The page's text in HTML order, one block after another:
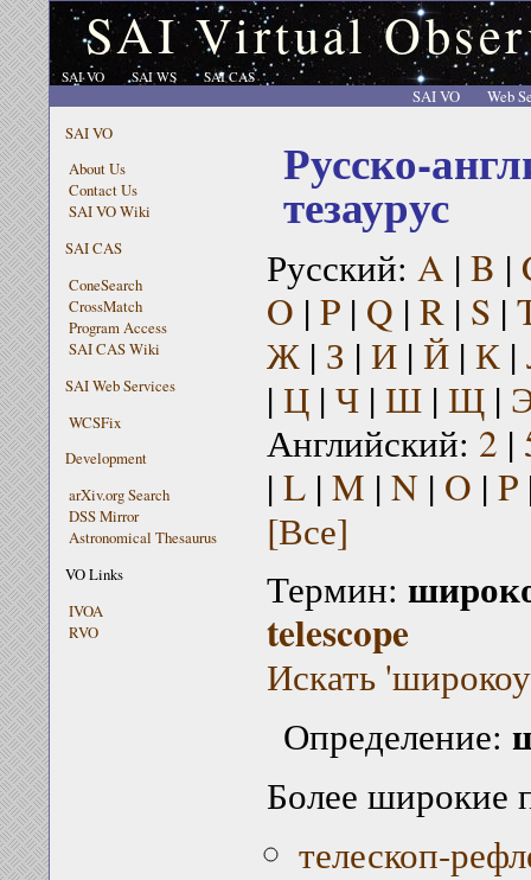
SAI Virtual
SAI VO SAI WS SAI CAS
SAI VO
Web
SAI VO
About Us
Contact Us
SAI VO Wiki
SAI CAS
ConeSearch
CrossMatch
Program Access
SAI CAS Wiki
SAI Web Services
WCSFix
Development
arXiv.org Search
DSS Mirror
Astronomical Thesaurus
VO Links
IVOA
RVO
Русско-
тезаурус
Русский: A | B |
O | P| Q | R| S |
Ж| З | И| Й| К|
| Ц| Ч| Ш| Щ|
Английский: 2 |
| L| M | N | O | P
[Все]
Термин:
telescope
Искать
Определение:
Более широкие
телескоп-